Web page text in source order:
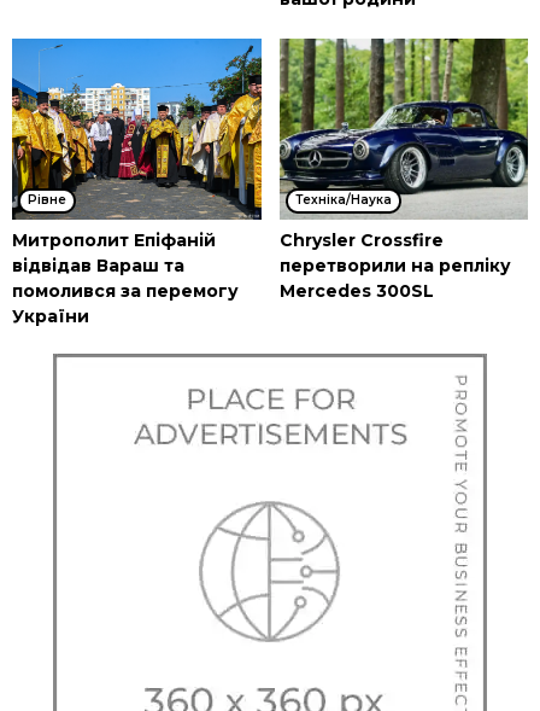
Рівне
Митрополит Епіфаній
відвідав Вараш та
помолився за перемогу
України
Техніка/Наука
Chrysler Crossfire
перетворили на репліку
Mercedes 300SL